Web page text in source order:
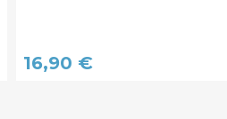
16,90 €